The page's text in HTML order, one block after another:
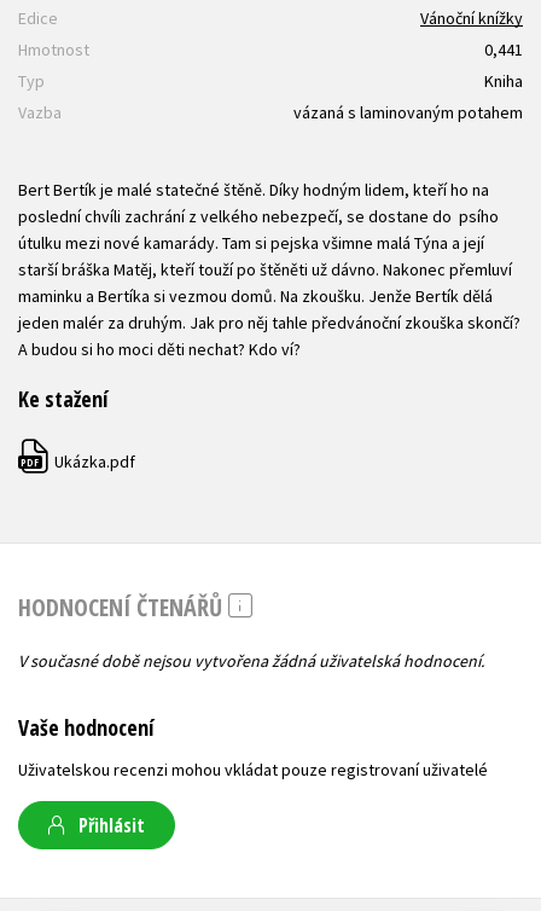
Edice
Vánoční knížky
Hmotnost
0,441
Typ
Kniha
Vazba
vázaná s laminovaným potahem
Bert Bertík je malé statečné štěně. Díky hodným lidem, kteří ho na
poslední chvíli zachrání z velkého nebezpečí, se dostane do psího
útulku mezi nové kamarády. Tam si pejska všimne malá Týna a její
starší bráška Matěj, kteří touží po štěněti už dávno. Nakonec přemluví
maminku a Bertíka si vezmou domů. Na zkoušku. Jenže Bertík dělá
jeden malér za druhým. Jak pro něj tahle předvánoční zkouška skončí?
A budou si ho moci děti nechat? Kdo ví?
Ke stažení
PDF Ukázka.pdf
HODNOCENÍ ČTENÁŘŮ
V současné době nejsou vytvořena žádná uživatelská hodnocení.
Vaše hodnocení
Uživatelskou recenzi mohou vkládat pouze registrovaní uživatelé
Přihlásit